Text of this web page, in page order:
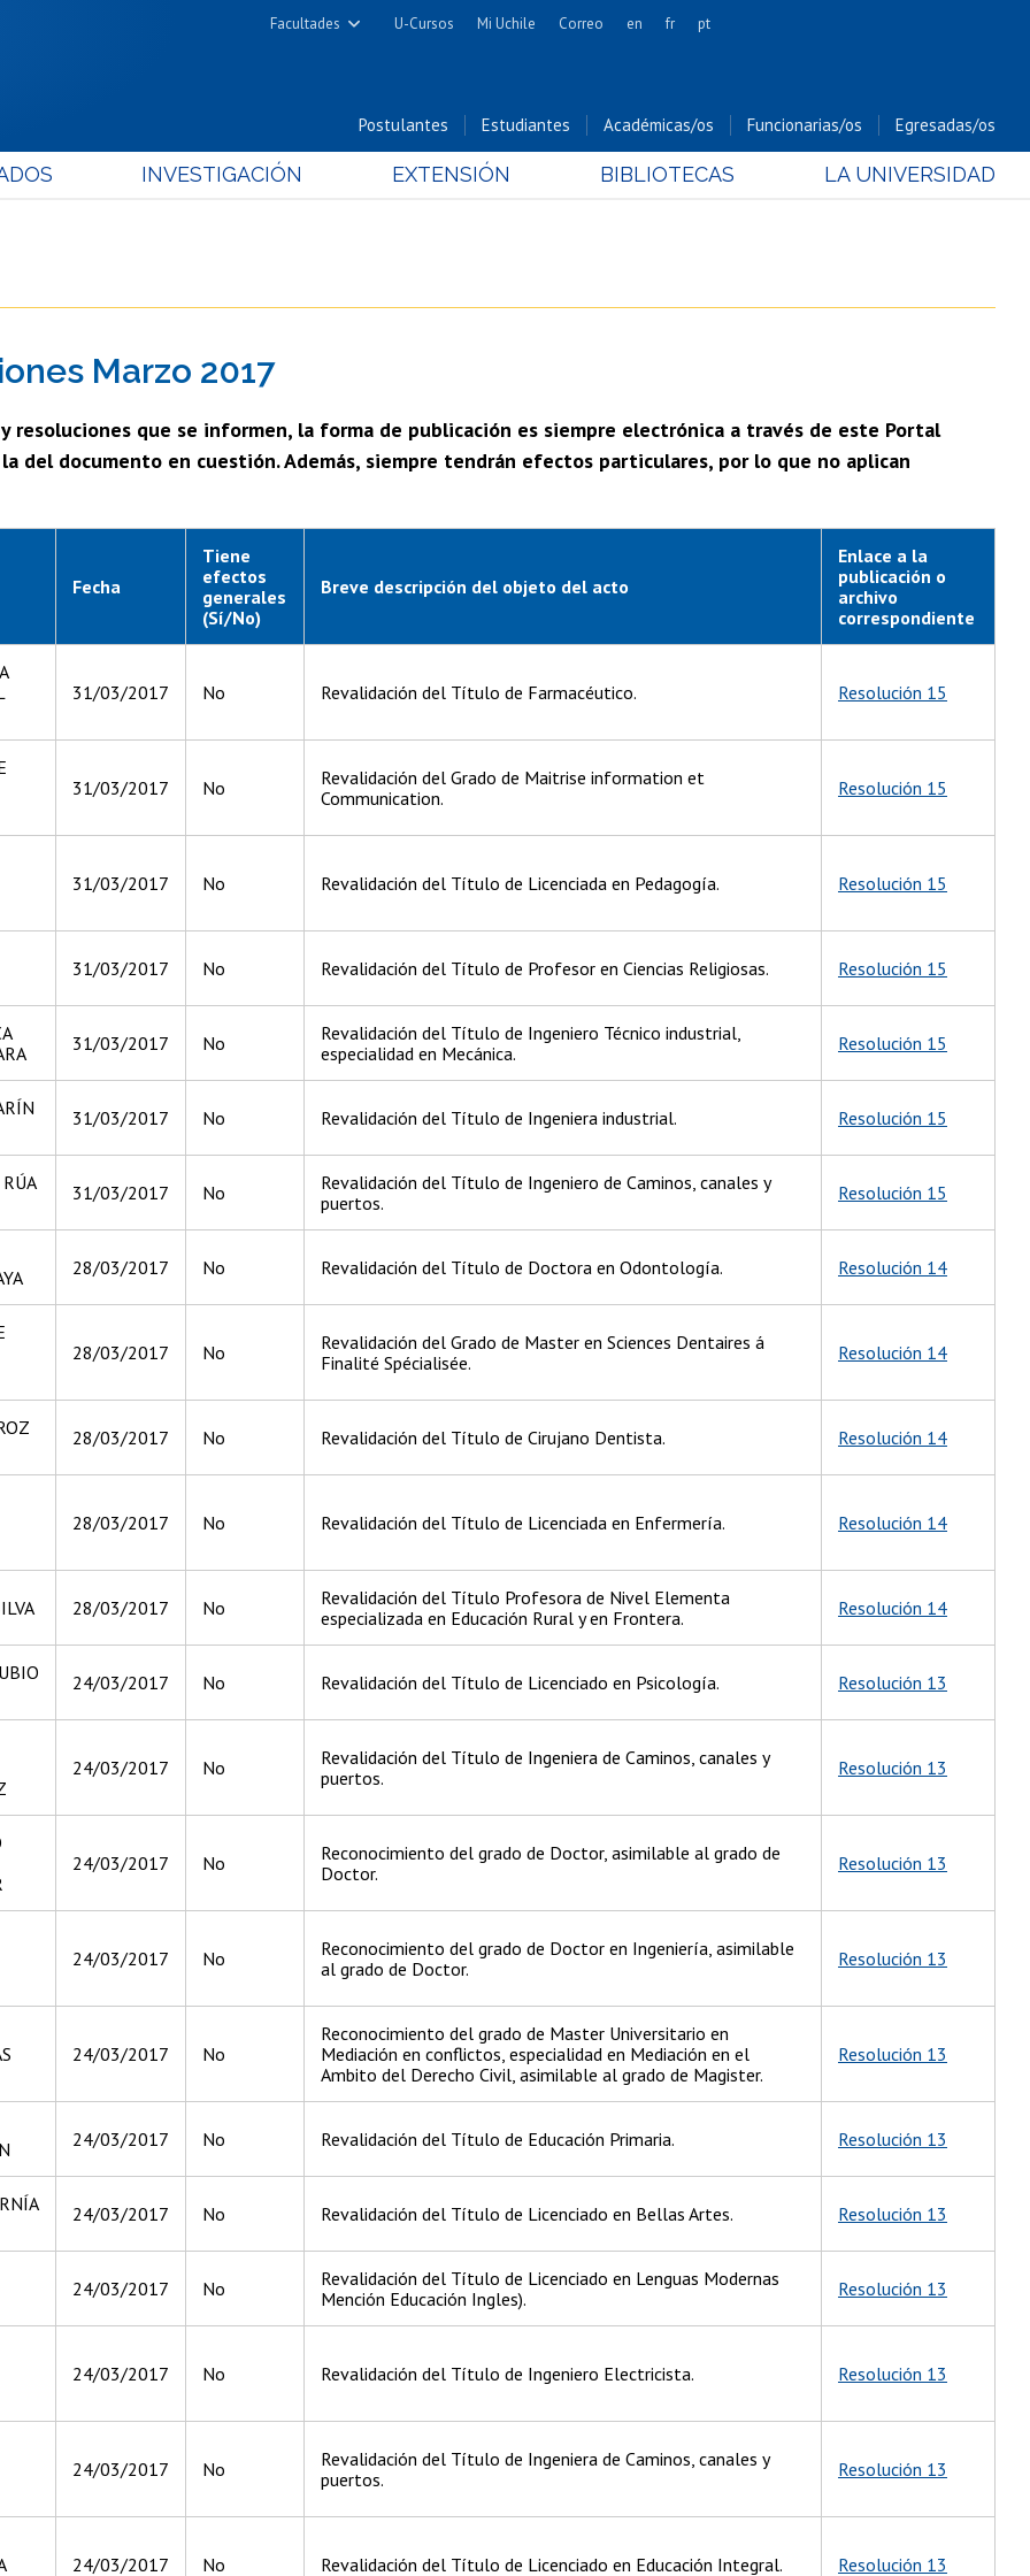
Facultades
Cs. Físicas y Matemáticas
Cs. Forestales y Conservación
Cs. Químicas y Farmacéuticas
Cs. Sociales
Estudios Avanzados en Educación
Alimentos
Hospital Clínico
U-Cursos Mi Uchile Correo en fr pt
Postulantes Estudiantes Académicas/os Funcionarias/os Egresadas/os
INVESTIGACIÓN EXTENSIÓN BIBLIOTECAS LA UNIVERSIDAD
Marzo 2017
resoluciones que se informen, la forma de publicación es siempre electrónica a través de este Portal
del documento en cuestión. Además, siempre tendrán efectos particulares, por lo que no aplican
Fecha
Tiene
efectos
generales
(Sí/No)
Breve descripción del objeto del acto
Enlace a la
publicación o
archivo
correspondiente
31/03/2017 No Revalidación del Título de Farmacéutico. Resolución 15
31/03/2017
No
Revalidación del Grado de Maitrise information et
Communication.
Resolución 15
31/03/2017 No Revalidación del Título de Licenciada en Pedagogía. Resolución 15
31/03/2017 No Revalidación del Título de Profesor en Ciencias Religiosas. Resolución 15
31/03/2017 No
Revalidación del Título de Ingeniero Técnico industrial,
especialidad en Mecánica.
Resolución 15
31/03/2017 No Revalidación del Título de Ingeniera industrial. Resolución 15
31/03/2017 No
Revalidación del Título de Ingeniero de Caminos, canales y
puertos.
Resolución 15
28/03/2017 No Revalidación del Título de Doctora en Odontología. Resolución 14
28/03/2017
No
Revalidación del Grado de Master en Sciences Dentaires á
Finalité Spécialisée.
Resolución 14
28/03/2017 No Revalidación del Título de Cirujano Dentista. Resolución 14
28/03/2017 No Revalidación del Título de Licenciada en Enfermería. Resolución 14
28/03/2017 No
Revalidación del Título Profesora de Nivel Elementa
especializada en Educación Rural y en Frontera.
Resolución 14
24/03/2017 No Revalidación del Título de Licenciado en Psicología. Resolución 13
24/03/2017 No
Revalidación del Título de Ingeniera de Caminos, canales y
puertos.
Resolución 13
24/03/2017 No
Reconocimiento del grado de Doctor, asimilable al grado de
Doctor.
Resolución 13
24/03/2017 No
Reconocimiento del grado de Doctor en Ingeniería, asimilable
al grado de Doctor.
Resolución 13
24/03/2017 No
Reconocimiento del grado de Master Universitario en
Mediación en conflictos, especialidad en Mediación en el
Ambito del Derecho Civil, asimilable al grado de Magister.
Resolución 13
24/03/2017 No Revalidación del Título de Educación Primaria. Resolución 13
24/03/2017 No Revalidación del Título de Licenciado en Bellas Artes. Resolución 13
24/03/2017 No
Revalidación del Título de Licenciado en Lenguas Modernas
Mención Educación Ingles).
Resolución 13
24/03/2017 No Revalidación del Título de Ingeniero Electricista. Resolución 13
24/03/2017 No
Revalidación del Título de Ingeniera de Caminos, canales y
puertos.
Resolución 13
24/03/2017 No Revalidación del Título de Licenciado en Educación Integral. Resolución 13